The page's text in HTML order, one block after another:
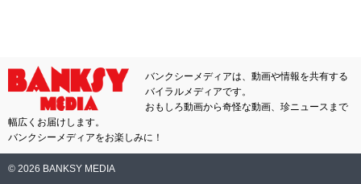
バンクシーメディアは、動画や情報を共有する
バイラルメディアです。
おもしろ動画から奇怪な動画、珍ニュースまで
幅広くお届けします。
バンクシーメディアをお楽しみに！
© 2026 BANKSY MEDIA